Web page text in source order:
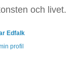
och livet.
Edfalk
profil